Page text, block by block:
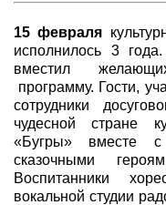
15 февраля
исполнилось 3
вместил
программу. Гости,
сотрудники
чудесной стране
«Бугры» вместе
сказочными
Воспитанники
вокальной студии